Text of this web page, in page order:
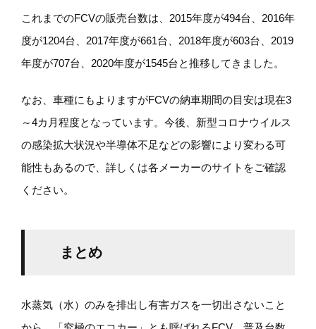
これまでのFCVの販売台数は、2015年度が494台、2016年
度が1204台、2017年度が661台、2018年度が603台、2019
年度が707台、2020年度が1545台と推移してきました。
なお、車種にもよりますがFCVの納車期間の目安は現在3
～4カ月程度となっています。今後、新型コロナウイルス
の感染拡大状況や半導体不足などの影響により変わる可
能性もあるので、詳しくは各メーカーのサイトをご確認
ください。
まとめ
水蒸気（水）のみを排出し有害ガスを一切出さないこと